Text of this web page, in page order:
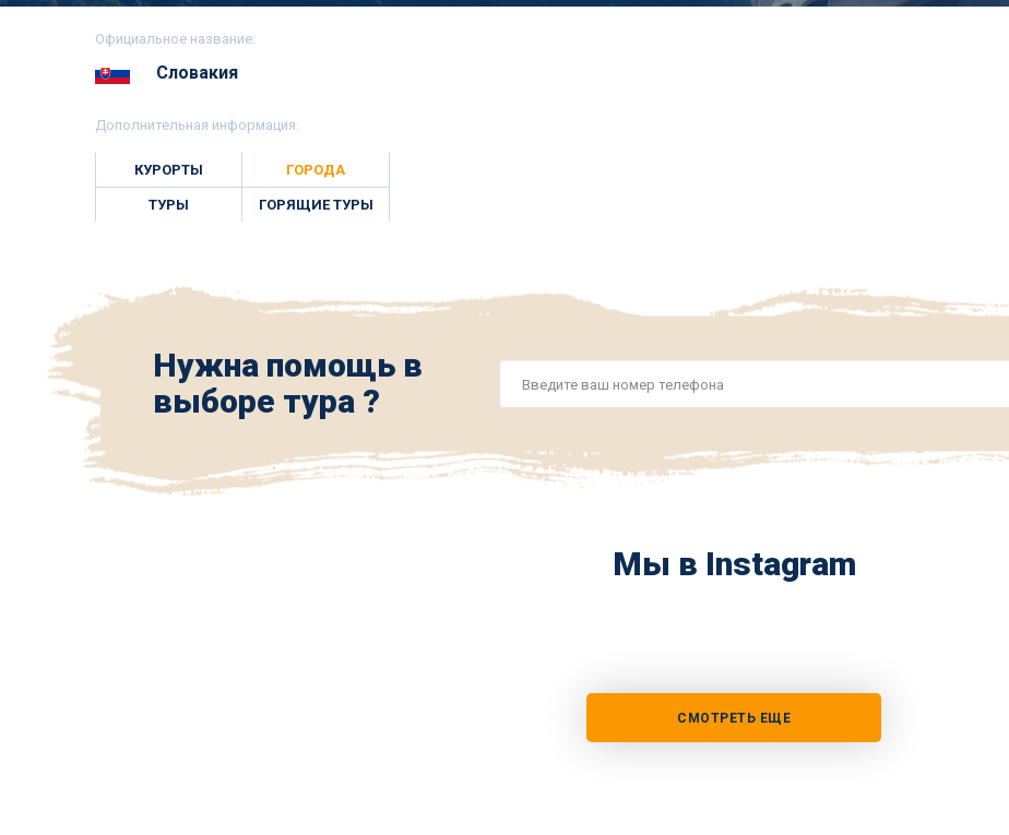
Официальное название:
Словакия
Дополнительная информация:
КУРОРТЫ ГОРОДА
ТУРЫ ГОРЯЩИЕ ТУРЫ
Нужна помощь в
выборе тура ?
*
Мы в Instagram
СМОТРЕТЬ ЕЩЕ